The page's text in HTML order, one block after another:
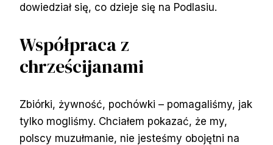
dowiedział się, co dzieje się na Podlasiu.
Współpraca z
chrześcijanami
Zbiórki, żywność, pochówki – pomagaliśmy, jak
tylko mogliśmy. Chciałem pokazać, że my,
polscy muzułmanie, nie jesteśmy obojętni na